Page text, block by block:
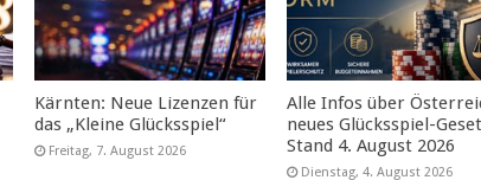
Kärnten: Neue Lizenzen für
das „Kleine Glücksspiel“
Freitag, 7. August 2026
Alle Infos über
neues Glücksspiel-
Stand 4. August 2026
Dienstag, 4. August 2026